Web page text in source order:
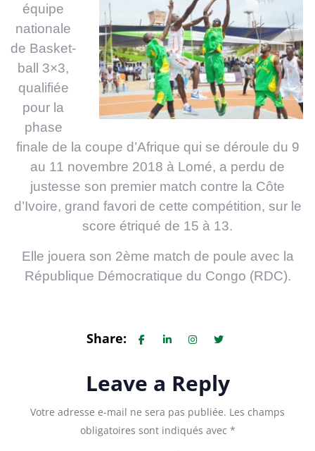
équipe
nationale
de Basket-
ball 3×3,
qualifiée
pour la
phase
finale de la coupe d’Afrique qui se déroule du 9
au 11 novembre 2018 à Lomé, a perdu de
justesse son premier match contre la Côte
d’Ivoire, grand favori de cette compétition, sur le
score étriqué de 15 à 13.
Elle jouera son 2ème match de poule avec la
République Démocratique du Congo (RDC).
Share:
Leave a Reply
Votre adresse e-mail ne sera pas publiée. Les champs
obligatoires sont indiqués avec *